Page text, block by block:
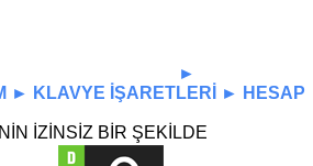
►
► KLAVYE İŞARETLERİ ► HESAP
İZİNSİZ BİR ŞEKİLDE